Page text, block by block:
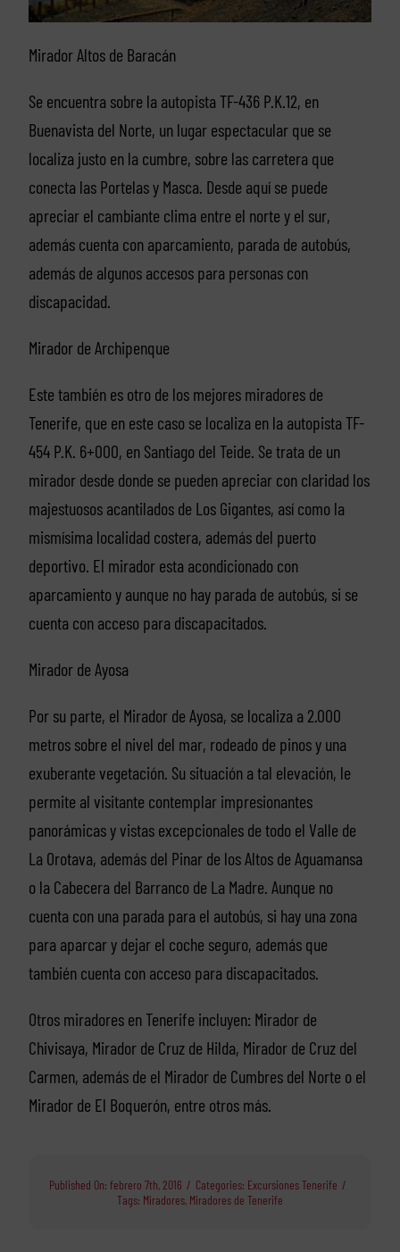
Mirador Altos de Baracán
Se encuentra sobre la autopista TF-436 P.K.12, en
Buenavista del Norte, un lugar espectacular que se
localiza justo en la cumbre, sobre las carretera que
conecta las Portelas y Masca. Desde aquí se puede
apreciar el cambiante clima entre el norte y el sur,
además cuenta con aparcamiento, parada de autobús,
además de algunos accesos para personas con
discapacidad.
Mirador de Archipenque
Este también es otro de los mejores miradores de
Tenerife, que en este caso se localiza en la autopista TF-
454 P.K. 6+000, en Santiago del Teide. Se trata de un
mirador desde donde se pueden apreciar con claridad los
majestuosos acantilados de Los Gigantes, así como la
mismísima localidad costera, además del puerto
deportivo. El mirador esta acondicionado con
aparcamiento y aunque no hay parada de autobús, si se
cuenta con acceso para discapacitados.
Mirador de Ayosa
Por su parte, el Mirador de Ayosa, se localiza a 2.000
metros sobre el nivel del mar, rodeado de pinos y una
exuberante vegetación. Su situación a tal elevación, le
permite al visitante contemplar impresionantes
panorámicas y vistas excepcionales de todo el Valle de
La Orotava, además del Pinar de los Altos de Aguamansa
o la Cabecera del Barranco de La Madre. Aunque no
cuenta con una parada para el autobús, si hay una zona
para aparcar y dejar el coche seguro, además que
también cuenta con acceso para discapacitados.
Otros miradores en Tenerife incluyen: Mirador de
Chivisaya, Mirador de Cruz de Hilda, Mirador de Cruz del
Carmen, además de el Mirador de Cumbres del Norte o el
Mirador de El Boquerón, entre otros más.
Published On: febrero 7th, 2016 / Categories: Excursiones Tenerife /
Tags: Miradores, Miradores de Tenerife